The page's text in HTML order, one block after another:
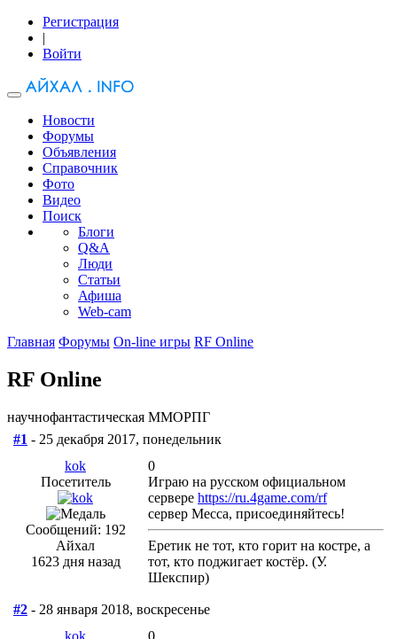
Регистрация
|
Войти
Новости
Форумы
Объявления
Справочник
Фото
Видео
Поиск
Блоги
Q&A
Люди
Статьи
Афиша
Web-cam
Главная Форумы On-line игры RF Online
RF Online
научнофантастическая ММОРПГ
#1 - 25 декабря 2017, понедельник
kok
Посетитель
Сообщений: 192
Айхал
1623 дня назад
0
Играю на русском официальном
сервере https://ru.4game.com/rf
сервер Месса, присоединяйтесь!
Еретик не тот, кто горит на костре, а
тот, кто поджигает костёр. (У.
Шекспир)
#2 - 28 января 2018, воскресенье
kok
0